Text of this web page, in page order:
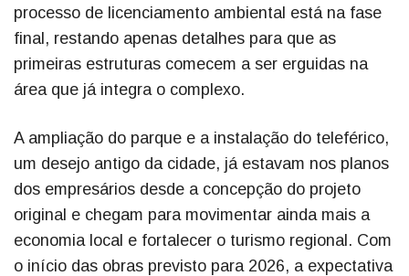
processo de licenciamento ambiental está na fase
final, restando apenas detalhes para que as
primeiras estruturas comecem a ser erguidas na
área que já integra o complexo.
A ampliação do parque e a instalação do teleférico,
um desejo antigo da cidade, já estavam nos planos
dos empresários desde a concepção do projeto
original e chegam para movimentar ainda mais a
economia local e fortalecer o turismo regional. Com
o início das obras previsto para 2026, a expectativa